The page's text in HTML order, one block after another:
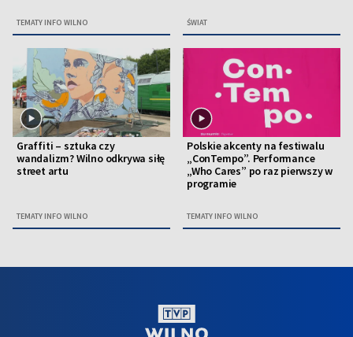
TEMATY INFO WILNO ŚWIAT
Graffiti – sztuka czy
wandalizm? Wilno odkrywa siłę
street artu
TEMATY INFO WILNO
Polskie akcenty na festiwalu
„ConTempo”. Performance
„Who Cares” po raz pierwszy w
programie
TEMATY INFO WILNO